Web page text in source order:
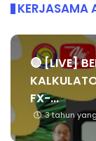
KERJASAMA
🔴 [LIVE]
FX-...
3 tahun